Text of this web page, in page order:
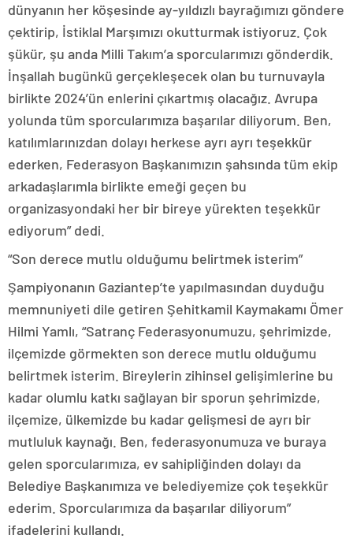
dünyanın her köşesinde ay-yıldızlı bayrağımızı göndere
çektirip, İstiklal Marşımızı okutturmak istiyoruz. Çok
şükür, şu anda Milli Takım’a sporcularımızı gönderdik.
İnşallah bugünkü gerçekleşecek olan bu turnuvayla
birlikte 2024’ün enlerini çıkartmış olacağız. Avrupa
yolunda tüm sporcularımıza başarılar diliyorum. Ben,
katılımlarınızdan dolayı herkese ayrı ayrı teşekkür
ederken, Federasyon Başkanımızın şahsında tüm ekip
arkadaşlarımla birlikte emeği geçen bu
organizasyondaki her bir bireye yürekten teşekkür
ediyorum” dedi.
“Son derece mutlu olduğumu belirtmek isterim”
Şampiyonanın Gaziantep’te yapılmasından duyduğu
memnuniyeti dile getiren Şehitkamil Kaymakamı Ömer
Hilmi Yamlı, “Satranç Federasyonumuzu, şehrimizde,
ilçemizde görmekten son derece mutlu olduğumu
belirtmek isterim. Bireylerin zihinsel gelişimlerine bu
kadar olumlu katkı sağlayan bir sporun şehrimizde,
ilçemize, ülkemizde bu kadar gelişmesi de ayrı bir
mutluluk kaynağı. Ben, federasyonumuza ve buraya
gelen sporcularımıza, ev sahipliğinden dolayı da
Belediye Başkanımıza ve belediyemize çok teşekkür
ederim. Sporcularımıza da başarılar diliyorum”
ifadelerini kullandı.